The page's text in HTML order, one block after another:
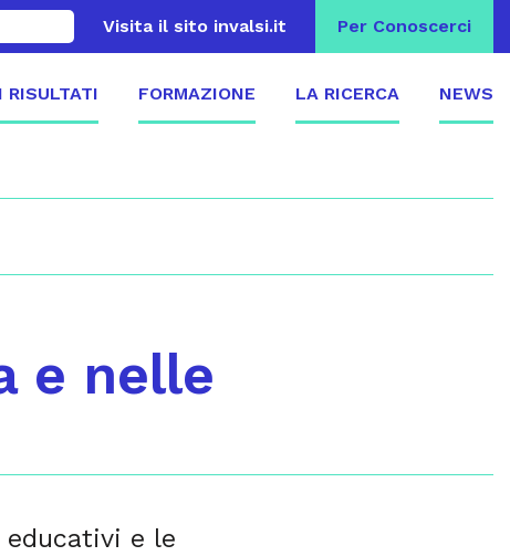
Visita il sito invalsi.it Per Conoscerci
I RISULTATI FORMAZIONE LA RICERCA NEWS
e nelle
e le